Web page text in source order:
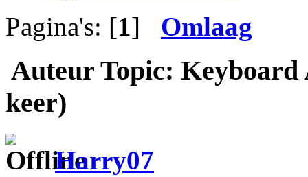
Pagina's: [1] Omlaag
Auteur Topic: Keyboard
keer)
Harry07